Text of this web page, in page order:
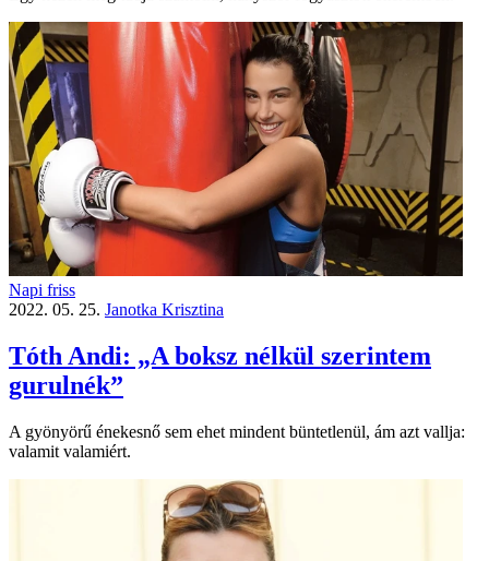
Napi friss
2022. 05. 25. Janotka Krisztina
Tóth Andi: „A boksz nélkül szerintem
gurulnék”
A gyönyörű énekesnő sem ehet mindent büntetlenül, ám azt vallja:
valamit valamiért.